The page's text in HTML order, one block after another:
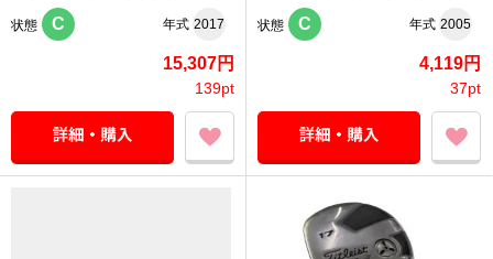
状態 C 年式 2017
15,307円
139pt
状態 C 年式 2005
4,119円
37pt